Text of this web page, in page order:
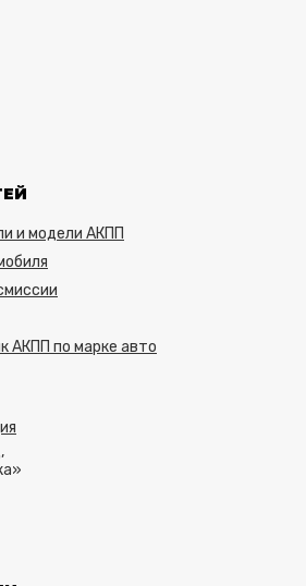
и модели АКПП
АКПП по марке авто